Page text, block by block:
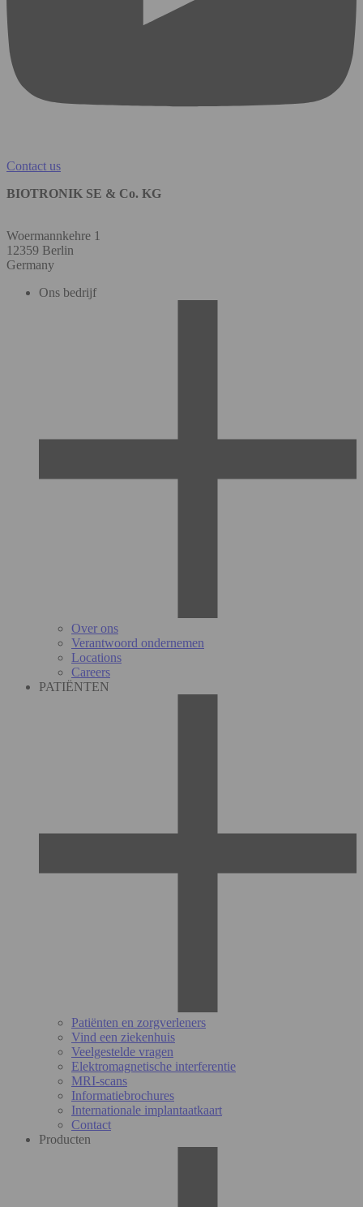
Contact us
BIOTRONIK SE & Co. KG
Woermannkehre 1
12359 Berlin
Germany
Ons bedrijf
Over ons
Verantwoord ondernemen
Locations
Careers
PATIËNTEN
Patiënten en zorgverleners
Vind een ziekenhuis
Veelgestelde vragen
Elektromagnetische interferentie
MRI-scans
Informatiebrochures
Internationale implantaatkaart
Contact
Producten